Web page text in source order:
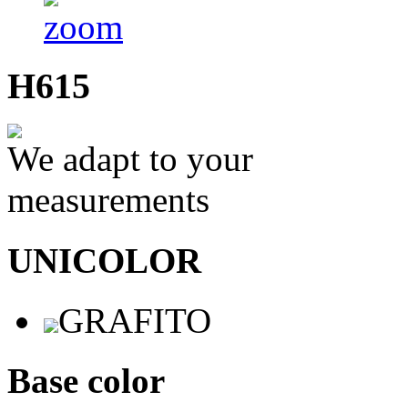
H615
We adapt to your
measurements
UNICOLOR
GRAFITO
Base color